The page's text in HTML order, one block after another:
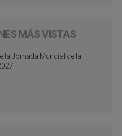
MÁS VISTAS
la Jornada Mundial de la